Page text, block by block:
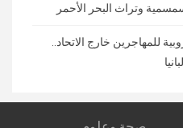
وتراث البحر الأحمر
للمهاجرين خارج الاتحاد..